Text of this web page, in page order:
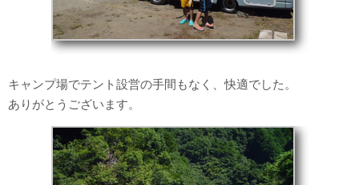
キャンプ場でテント設営の手間もなく、快適でした。
ありがとうございます。